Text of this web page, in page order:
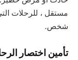
شخص.
تأمين اختصار